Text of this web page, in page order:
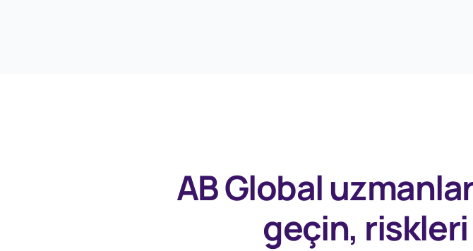
AB Global
geçin,